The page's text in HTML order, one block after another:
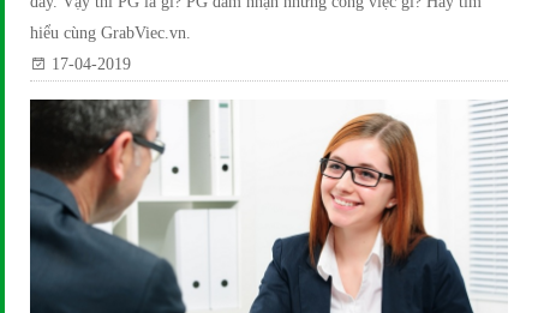
hiểu cùng GrabViec.vn.
17-04-2019